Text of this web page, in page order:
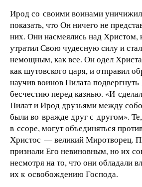
Ирод со своими воинами уничижил
показать, что Он ничего не
них. Они насмеялись над Христом,
утратил Свою чудесную силу и
немощным, как все. Он одел
как шутовского царя, и отправил
научив воинов Пилата
бесчестию перед казнью. «И
Пилат и Ирод друзьями между
были во вражде друг с другом».
в ссоре, могут объединяться
Христос — великий Миротворец.
признали Его невиновным, но их
несмотря на то, что они обладали
их к освобождению Господа.